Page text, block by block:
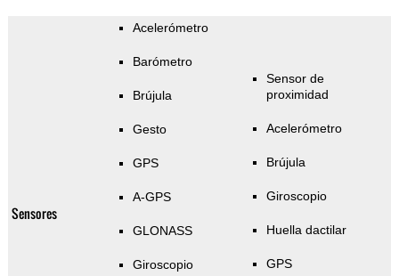
Sensores
Acelerómetro
Barómetro
Brújula
Gesto
GPS
A-GPS
GLONASS
Giroscopio
Sensor de
proximidad
Acelerómetro
Brújula
Giroscopio
Huella dactilar
GPS